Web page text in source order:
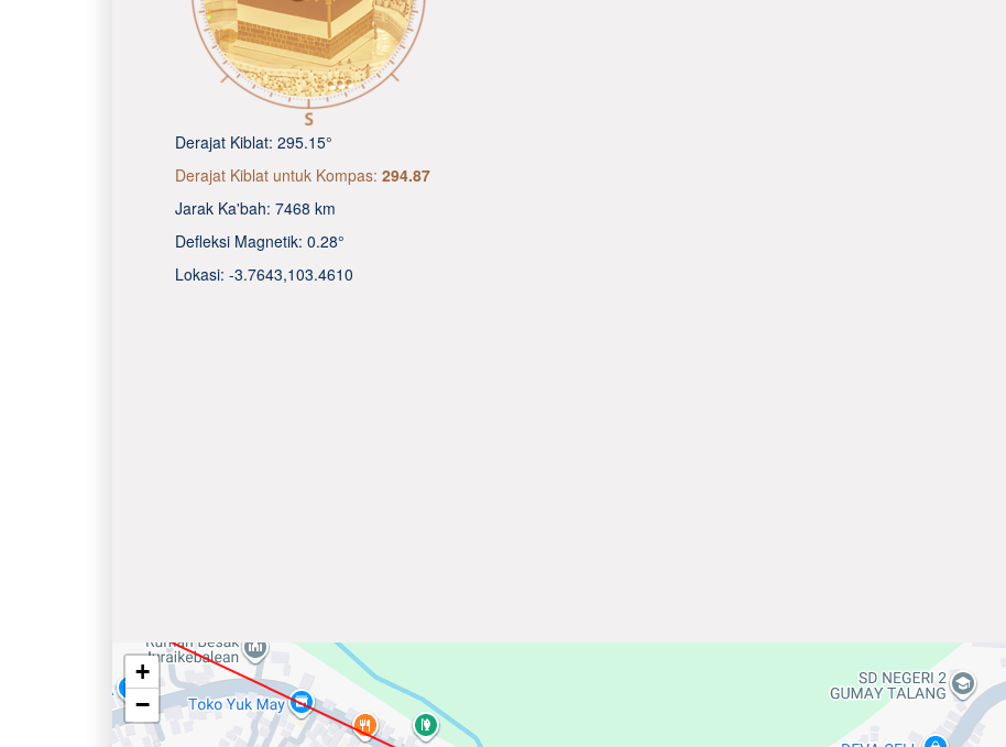
Derajat Kiblat: 295.15°
Derajat Kiblat untuk Kompas: 294.87
Jarak Ka'bah: 7468 km
Defleksi Magnetik: 0.28°
Lokasi: -3.7643,103.4610
+
−